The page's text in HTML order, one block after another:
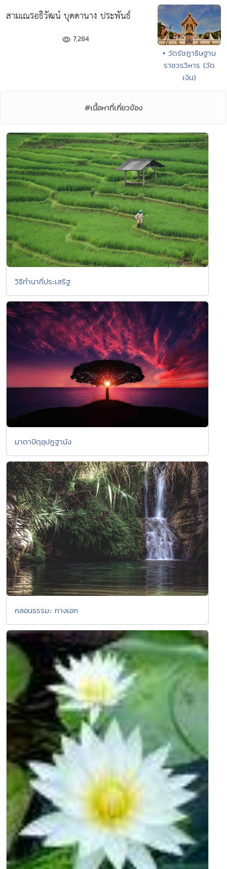
สามเณรอธิวัฒน์ บุดดานาง ประพันธ์
7,284
• วัดรัชฎาธิษฐาน
ราชวรวิหาร (วัด
เงิน)
#เนื้อหาที่เกี่ยวข้อง
วิธีทำนาที่ประเสริฐ
มาตาปิตุอุปฏฐานัง
กลอนธรรมะ ทางเอก